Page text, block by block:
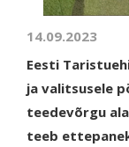
14.09.2023
Eesti
ja valitsusele
teedevõrgu
teeb